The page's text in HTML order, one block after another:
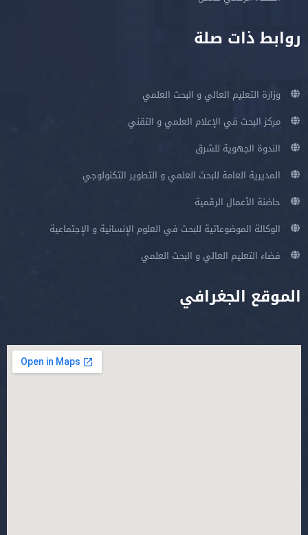
روابط ذات صلة
وزارة التعليم العالي و البحث العلمي
مركز البحث في الإعلام العلمي و التقني
الندوة الجهوية للشرق
المديرية العامة للبحث العلمي و التطوير التكنولوجي
حاضنة الأعمال الرقمية
الوكالة الموضوعاتية للبحث في العلوم الإنسانية و الإجتماعية
فضاء التعليم العالي و البحث العلمي
الموقع الجغرافي